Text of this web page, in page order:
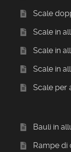
Scale
Scale in
Scale in
Scale in
Scale per
Bauli in
Rampe di